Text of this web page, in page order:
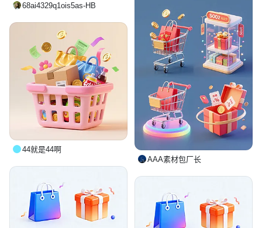
68ai4329q1ois5as-HB
AAA素材包厂长
44就是44啊